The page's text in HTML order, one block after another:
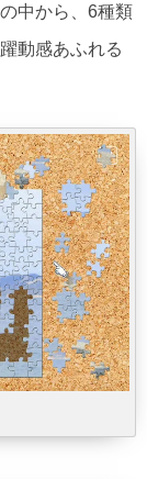
中から、6種類
動感あふれる